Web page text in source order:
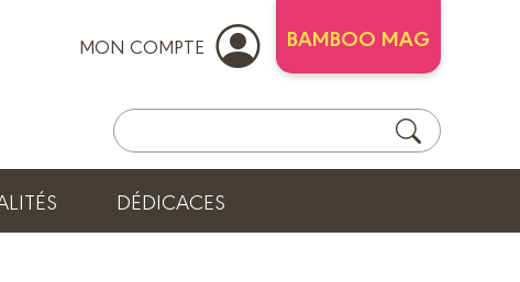
MON COMPTE BAMBOO MAG
DÉDICACES